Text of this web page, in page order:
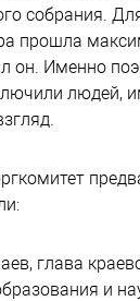
собрания.
прошла
он. Именно
людей,
глава
и